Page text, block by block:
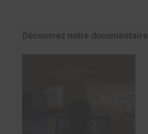
Découvrez notre documentaire